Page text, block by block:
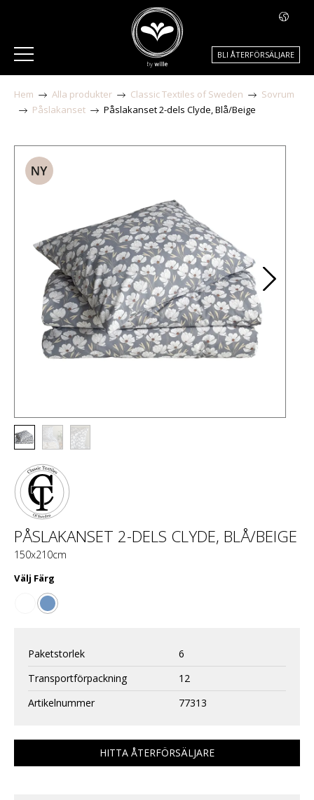
BLI ÅTERFÖRSÄLJARE
Hem Alla produkter Classic Textiles of Sweden
Sovrum
Påslakanset
Påslakanset 2-dels Clyde, Blå/Beige
PÅSLAKANSET 2-DELS CLYDE, BLÅ/BEIGE
150x210cm
Välj Färg
Paketstorlek
6
Transportförpackning
12
Artikelnummer
77313
HITTA ÅTERFÖRSÄLJARE